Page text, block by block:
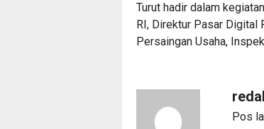
Turut hadir dalam
RI, Direktur Pasar Digital
Persaingan Usaha,
Pos